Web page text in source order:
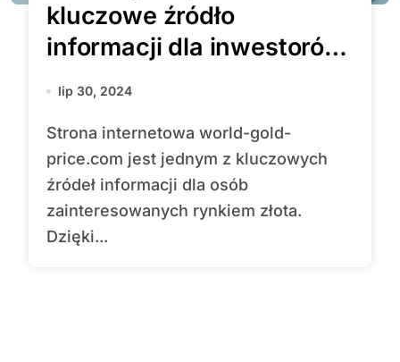
kluczowe źródło
informacji dla inwestorów
na rynku złota
lip 30, 2024
Strona internetowa world-gold-
price.com jest jednym z kluczowych
źródeł informacji dla osób
zainteresowanych rynkiem złota.
Dzięki...